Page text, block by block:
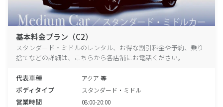
基本料金プラン（C2）
スタンダード・ミドルのレンタル、お得な割引料金や予約、乗り
捨てなどの詳細は、こちらから各店舗にお電話ください。
代表車種 アクア 等
ボディタイプ スタンダード・ミドル
営業時間 08:00-20:00